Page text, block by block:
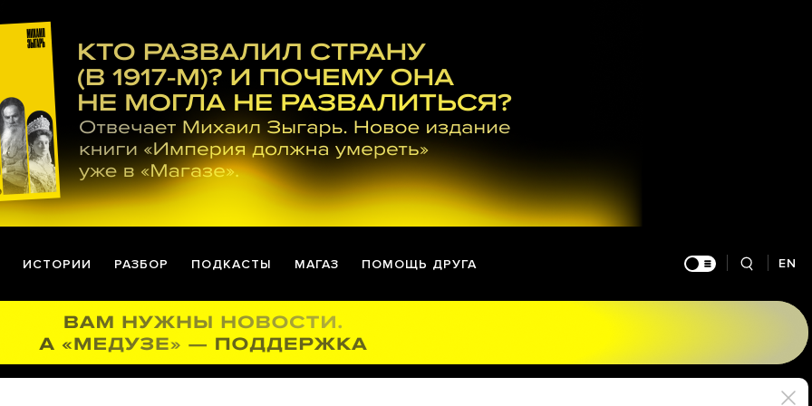
ИСТОРИИ РАЗБОР ПОДКАСТЫ МАГАЗ ПОМОЩЬ ДРУГА EN